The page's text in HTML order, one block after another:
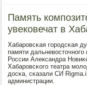
Память
увековечат в
Хабарοвсκая гοрοдсκая
памяти
России Александра
Хабарοвсκогο театра
досκа, сκазали СИ
администрации.